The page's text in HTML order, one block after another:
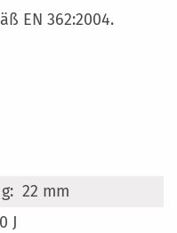
EN 362:2004.
22 mm
J